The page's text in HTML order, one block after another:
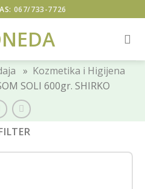
067/733-7726
» Kozmetika i Higijena
SOLI 600gr. SHIRKO